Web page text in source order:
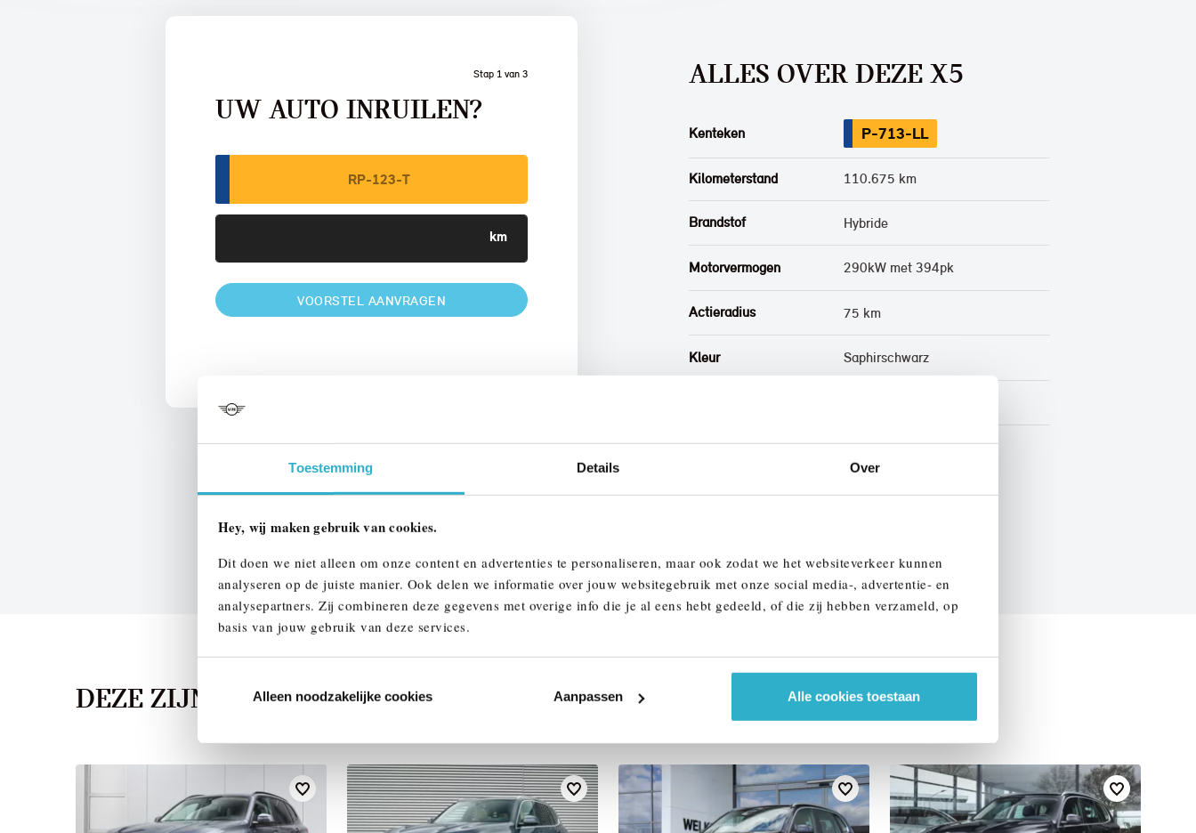
Toestemming Details Over
Hey, wij maken gebruik van cookies.
Dit doen we niet alleen om onze content en advertenties te personaliseren, maar ook zodat we het websiteverkeer kunnen
analyseren op de juiste manier. Ook delen we informatie over jouw websitegebruik met onze social media-, advertentie- en
analysepartners. Zij combineren deze gegevens met overige info die je al eens hebt gedeeld, of die zij hebben verzameld, op
basis van jouw gebruik van deze services.
Alleen noodzakelijke cookies Aanpassen Alle cookies toestaan
Stap 1 van 3
UW AUTO INRUILEN?
VOORSTEL AANVRAGEN
ALLES OVER DEZE X5
Kenteken P-713-LL
Kilometerstand 110.675 km
Brandstof Hybride
Motorvermogen 290kW met 394pk
Actieradius 75 km
Kleur Saphirschwarz
Btw/Marge BTW
DEZE ZIJN VERGELIJKBAAR